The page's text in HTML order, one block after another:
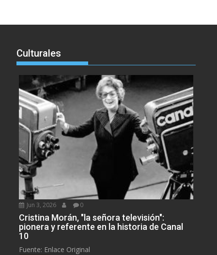
Culturales
Jun 3, 2026 0
Cristina Morán, "la señora televisión":
pionera y referente en la historia de Canal
10
Fuente: Enlace Original